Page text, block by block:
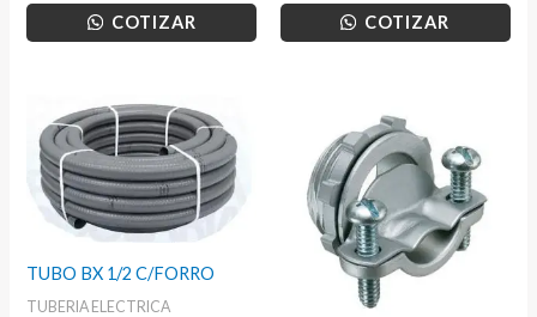
COTIZAR COTIZAR
TUBO BX 1/2 C/FORRO
TUBERIA ELECTRICA